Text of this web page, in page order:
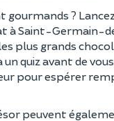
gourmands ?
à Saint-Germain-
plus grands
quiz avant de
pour espérer
peuvent